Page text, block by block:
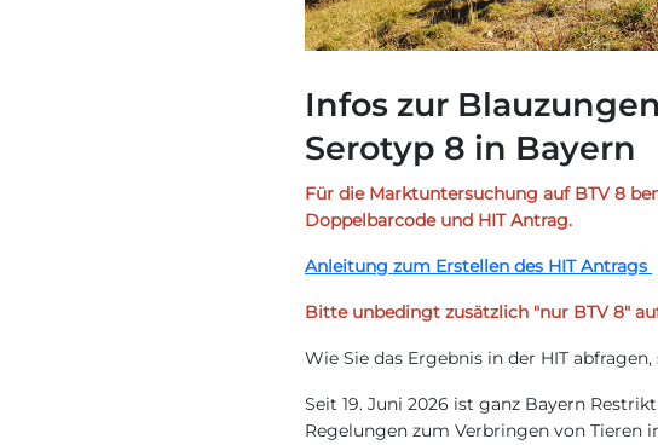
Infos zur
Serotyp 8 in Bayern
Für die Marktuntersuchung auf BTV 8
Doppelbarcode und HIT Antrag.
Anleitung zum Erstellen des HIT Antrags
Bitte unbedingt zusätzlich "nur BTV 8"
Wie Sie das Ergebnis in der HIT abfragen,
Seit 19. Juni 2026 ist ganz Bayern
Regelungen zum Verbringen von Tieren